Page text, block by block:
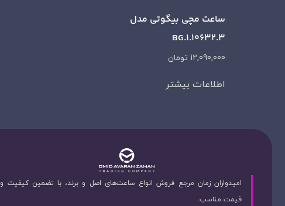
ساعت مچی بیگوتی مدل
BG.1.10632.3
12,090,000 تومان
اطلاعات بیشتر
امیدواران زمان مرجع فروش انواع ساعت‌های اصل و برند، با تضمین کیفیت و
قیمت مناسب.